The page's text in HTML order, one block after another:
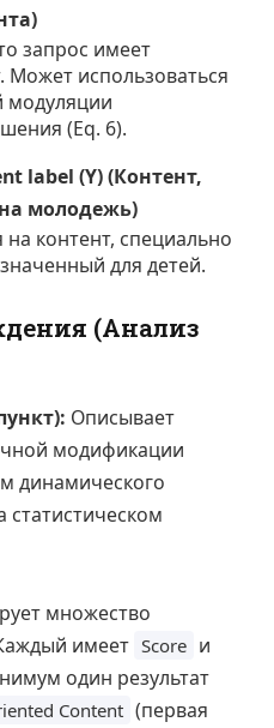
запрос имеет
использоваться
модуляции
(Eq. 6).
label (Y) (Контент,
молодежь)
контент, специально
для детей.
(Анализ
Описывает
модификации
динамического
статистическом
множество
имеет Score и
один результат
Content (первая